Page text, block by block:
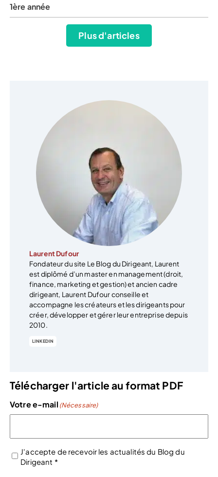
1ère année
Plus d'articles
Laurent Dufour
Fondateur du site Le Blog du Dirigeant, Laurent
est diplômé d’un master en management (droit,
finance, marketing et gestion) et ancien cadre
dirigeant, Laurent Dufour conseille et
accompagne les créateurs et les dirigeants pour
créer, développer et gérer leur entreprise depuis
2010.
LINKEDIN
Télécharger l'article au format PDF
Votre e-mail (Nécessaire)
(Nécessaire)
J'accepte de recevoir les actualités du Blog du
Dirigeant *